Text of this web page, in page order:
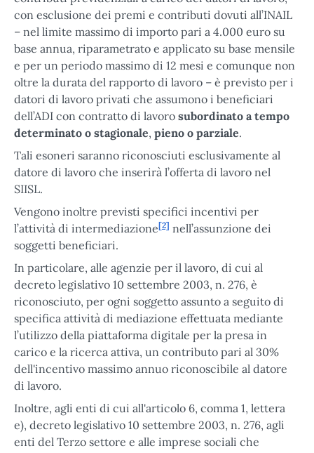
con esclusione dei premi e contributi dovuti all’INAIL
– nel limite massimo di importo pari a 4.000 euro su
base annua, riparametrato e applicato su base mensile
e per un periodo massimo di 12 mesi e comunque non
oltre la durata del rapporto di lavoro – è previsto per i
datori di lavoro privati che assumono i beneficiari
dell’ADI con contratto di lavoro subordinato a tempo
determinato o stagionale, pieno o parziale.
Tali esoneri saranno riconosciuti esclusivamente al
datore di lavoro che inserirà l’offerta di lavoro nel
SIISL.
Vengono inoltre previsti specifici incentivi per
l’attività di intermediazione[2] nell’assunzione dei
soggetti beneficiari.
In particolare, alle agenzie per il lavoro, di cui al
decreto legislativo 10 settembre 2003, n. 276, è
riconosciuto, per ogni soggetto assunto a seguito di
specifica attività di mediazione effettuata mediante
l’utilizzo della piattaforma digitale per la presa in
carico e la ricerca attiva, un contributo pari al 30%
dell'incentivo massimo annuo riconoscibile al datore
di lavoro.
Inoltre, agli enti di cui all'articolo 6, comma 1, lettera
e), decreto legislativo 10 settembre 2003, n. 276, agli
enti del Terzo settore e alle imprese sociali che